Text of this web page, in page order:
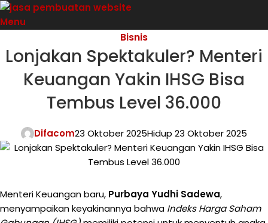
Menu
Bisnis
Lonjakan Spektakuler? Menteri
Keuangan Yakin IHSG Bisa
Tembus Level 36.000
Difacom23 Oktober 2025Hidup 23 Oktober 2025
Menteri Keuangan baru, Purbaya Yudhi Sadewa,
menyampaikan keyakinannya bahwa Indeks Harga Saham